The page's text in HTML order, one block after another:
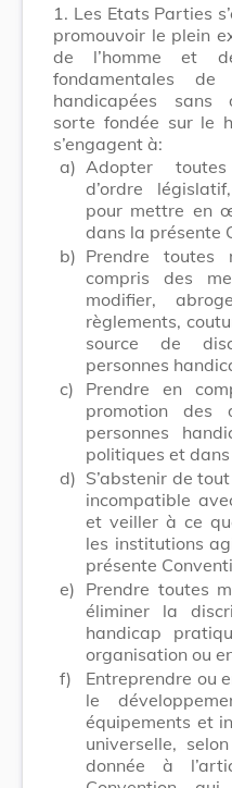
1. Les Etats Parties
promouvoir le plein
de l’homme et
fondamentales
handicapées sans
sorte fondée sur le
s’engagent à:
a) Adopter
d’ordre
pour mettre en
dans la présente
b) Prendre toutes
compris des
modifier,
règlements,
source de
personnes
c)
Prendre en
promotion des
personnes
politiques et
d) S’abstenir de
incompatible
et veiller à ce
les institutions
présente
e) Prendre toutes
éliminer la
handicap
organisation ou
f)
Entreprendre ou
le
équipements et
universelle,
donnée à